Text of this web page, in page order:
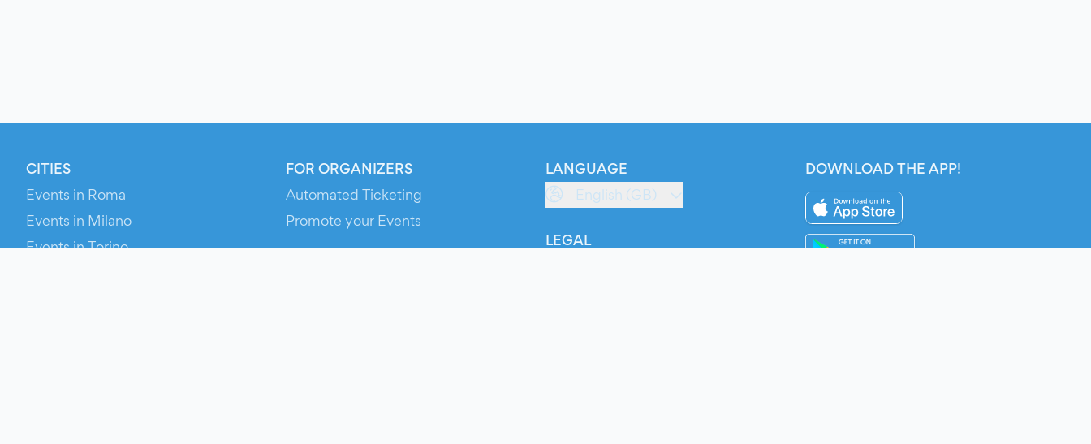
CITIES
Events in Roma
Events in Milano
Events in Torino
FOR ORGANIZERS
Automated Ticketing
Promote your Events
LANGUAGE
English (GB)
LEGAL
DOWNLOAD THE APP!